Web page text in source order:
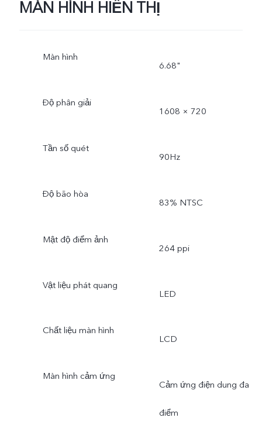
MÀN HÌNH HIỂN THỊ
Màn hình
6.68"
Độ phân giải
1608 × 720
Tần số quét
90Hz
Độ bão hòa
83% NTSC
Mật độ điểm ảnh
264 ppi
Vật liệu phát quang
LED
Chất liệu màn hình
LCD
Màn hình cảm ứng
Cảm ứng điện dung đa
điểm